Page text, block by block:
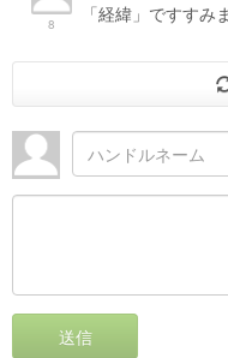
8 「経緯」ですすみ
送信